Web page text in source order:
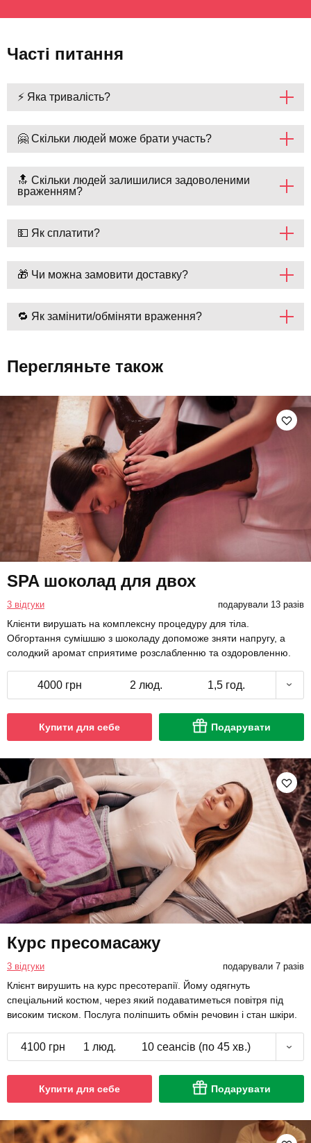
Часті питання
⚡ Яка тривалість?
🤗 Скільки людей може брати участь?
🔝 Скільки людей залишилися задоволеними
враженням?
💵 Як сплатити?
🎁 Чи можна замовити доставку?
🔁 Як замінити/обміняти враження?
Перегляньте також
SPA шоколад для двох
3 відгуки подарували 13 разів
Клієнти вирушать на комплексну процедуру для тіла.
Обгортання сумішшю з шоколаду допоможе зняти напругу, а
солодкий аромат сприятиме розслабленню та оздоровленню.
4000 грн 2 люд. 1,5 год.
Купити для себе Подарувати
Курс пресомасажу
3 відгуки подарували 7 разів
Клієнт вирушить на курс пресотерапії. Йому одягнуть
спеціальний костюм, через який подаватиметься повітря під
високим тиском. Послуга поліпшить обмін речовин і стан шкіри.
4100 грн 1 люд. 10 сеансів (по 45 хв.)
Купити для себе Подарувати